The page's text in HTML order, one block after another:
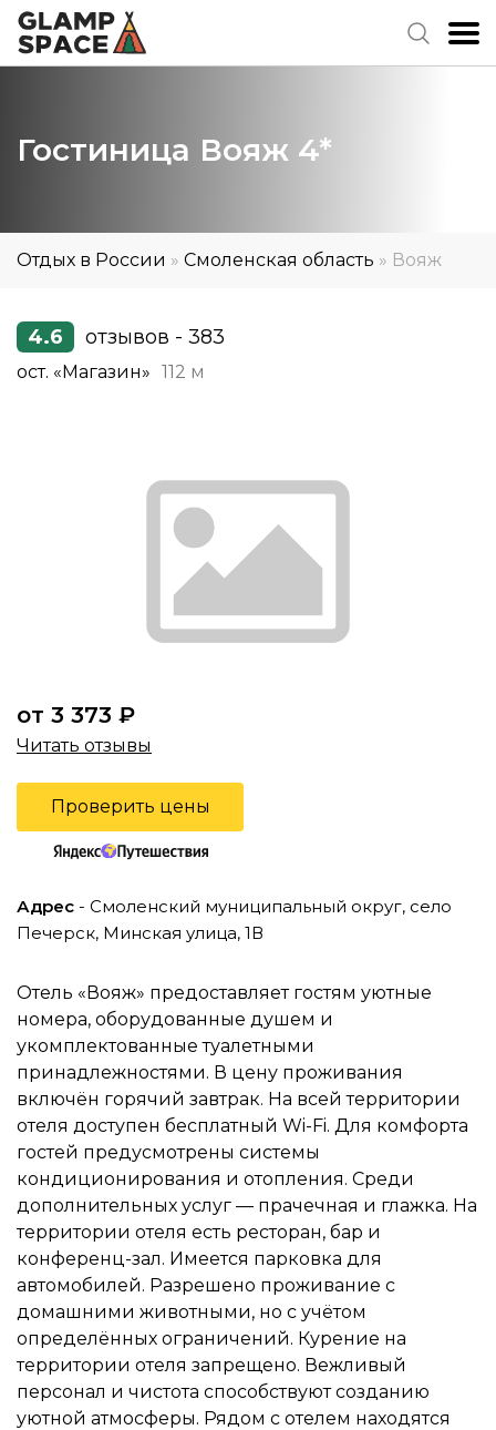
Гостиница Вояж 4*
Отдых в России » Смоленская область » Вояж
4.6 отзывов - 383
ост. «Магазин» 112 м
от 3 373 ₽
Читать отзывы
Проверить цены
Адрес - Смоленский муниципальный округ, село
Печерск, Минская улица, 1В
Отель «Вояж» предоставляет гостям уютные
номера, оборудованные душем и
укомплектованные туалетными
принадлежностями. В цену проживания
включён горячий завтрак. На всей территории
отеля доступен бесплатный Wi-Fi. Для комфорта
гостей предусмотрены системы
кондиционирования и отопления. Среди
дополнительных услуг — прачечная и глажка. На
территории отеля есть ресторан, бар и
конференц-зал. Имеется парковка для
автомобилей. Разрешено проживание с
домашними животными, но с учётом
определённых ограничений. Курение на
территории отеля запрещено. Вежливый
персонал и чистота способствуют созданию
уютной атмосферы. Рядом с отелем находятся